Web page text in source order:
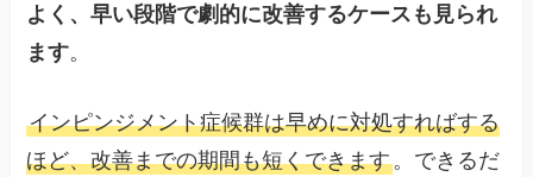
よく、早い段階で劇的に改善するケースも見られ
ます。
インピンジメント症候群は早めに対処すればする
ほど、改善までの期間も短くできます。できるだ